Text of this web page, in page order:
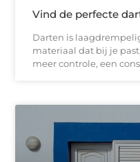
Vind de perfecte
Darten is
materiaal dat bij je
meer controle, een